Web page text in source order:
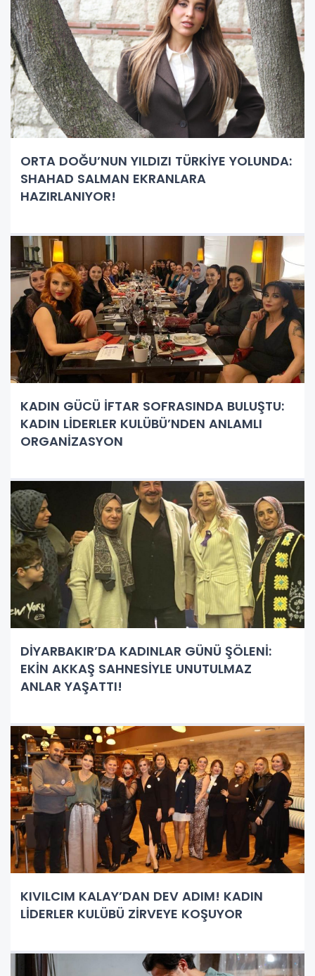
ORTA DOĞU’NUN YILDIZI TÜRKİYE YOLUNDA:
SHAHAD SALMAN EKRANLARA
HAZIRLANIYOR!
KADIN GÜCÜ İFTAR SOFRASINDA BULUŞTU:
KADIN LİDERLER KULÜBÜ’NDEN ANLAMLI
ORGANİZASYON
DİYARBAKIR’DA KADINLAR GÜNÜ ŞÖLENİ:
EKİN AKKAŞ SAHNESİYLE UNUTULMAZ
ANLAR YAŞATTI!
KIVILCIM KALAY’DAN DEV ADIM! KADIN
LİDERLER KULÜBÜ ZİRVEYE KOŞUYOR